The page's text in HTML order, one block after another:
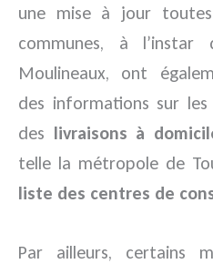
une mise à jour
communes, à l’instar
Moulineaux, ont
des informations sur
des livraisons à
telle la métropole de
liste des centres de
Par ailleurs, certains